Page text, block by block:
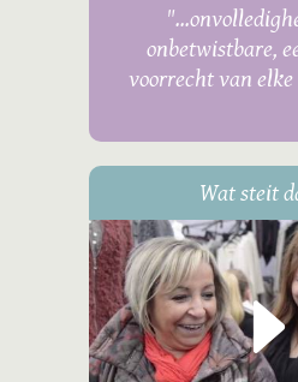
onbetwistbare,
voorrecht van
Wat steit